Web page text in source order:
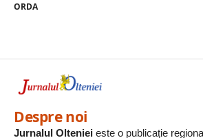
ORDA
Despre noi
Jurnalul Olteniei este o publicație